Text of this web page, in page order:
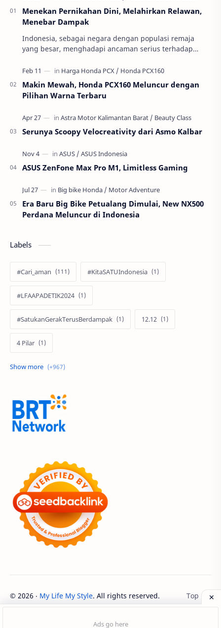
Menekan Pernikahan Dini, Melahirkan Relawan,
Menebar Dampak
Indonesia, sebagai negara dengan populasi remaja
yang besar, menghadapi ancaman serius terhadap
per…
Makin Mewah, Honda PCX160 Meluncur dengan
Pilihan Warna Terbaru
Serunya Scoopy Velocreativity dari Asmo Kalbar
ASUS ZenFone Max Pro M1, Limitless Gaming
Era Baru Big Bike Petualang Dimulai, New NX500
Perdana Meluncur di Indonesia
Labels
#Cari_aman #KitaSATUIndonesia
#LFAAPADETIK2024
#SatukanGerakTerusBerdampak 12.12
4 Pilar
60 Tahun
Acer Edu Tech 2024
Adira Finance
Adventorial Aedes Aegypti
AHASS Pontianak AHASS Siaga
AHDC 2026 AHM
AHM-TSC 2026 AHMBS AHRS
© 2026 ‧ My Life My Style. All rights reserved.